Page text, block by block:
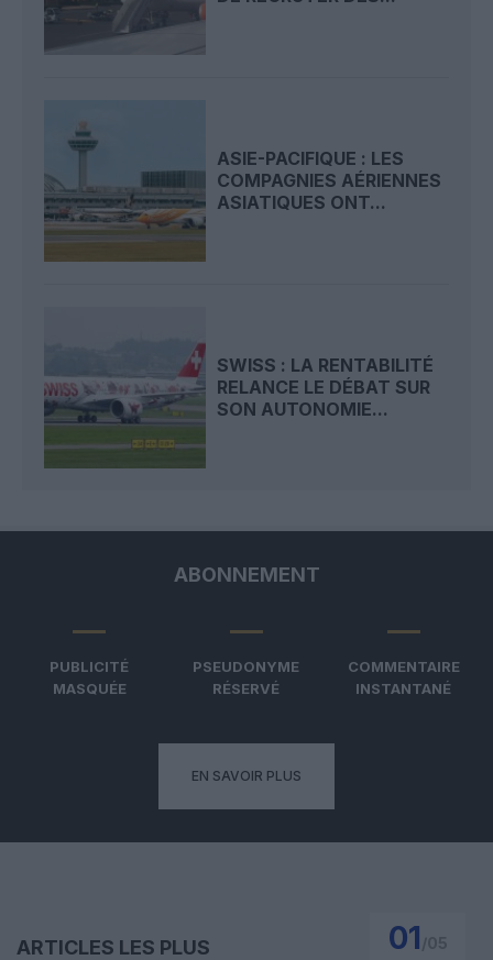
ASIE-PACIFIQUE : LES
COMPAGNIES AÉRIENNES
ASIATIQUES ONT...
SWISS : LA RENTABILITÉ
RELANCE LE DÉBAT SUR
SON AUTONOMIE...
ABONNEMENT
PUBLICITÉ
MASQUÉE
PSEUDONYME
RÉSERVÉ
COMMENTAIRE
INSTANTANÉ
EN SAVOIR PLUS
ARTICLES LES PLUS
01